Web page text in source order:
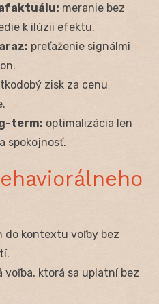
meranie bez
k ilúzii efektu.
preťaženie signálmi
zisk za cenu
term: optimalizácia len
spokojnosť.
do kontextu voľby bez
voľba, ktorá sa uplatní bez